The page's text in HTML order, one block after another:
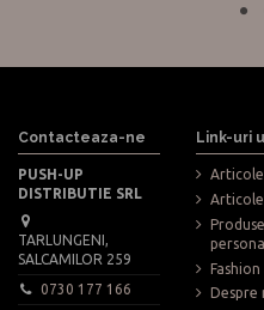
Contacteaza-ne
PUSH-UP
DISTRIBUTIE SRL
TARLUNGENI,
SALCAMILOR 259
0730 177 166
Link-uri
Produse
Despre